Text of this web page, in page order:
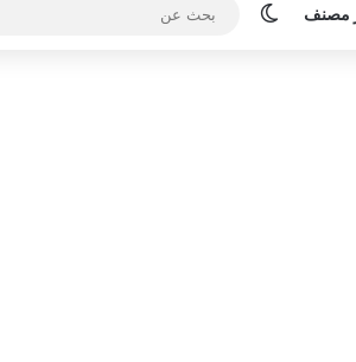
مصنف الوضع المظلم